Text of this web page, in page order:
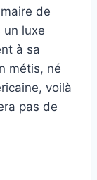
de
un luxe
à sa
métis, né
voilà
pas de